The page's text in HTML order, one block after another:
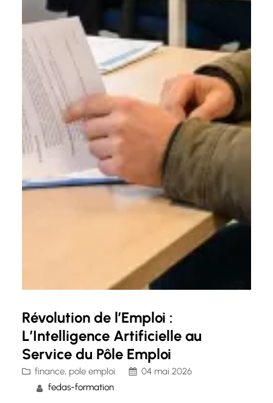
Révolution de l’Emploi :
L’Intelligence Artificielle au
Service du Pôle Emploi
finance, pole emploi
04 mai 2026
fedas-formation